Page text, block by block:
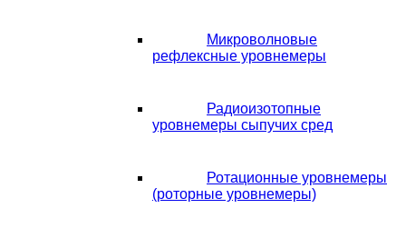
Микроволновые
рефлексные уровнемеры
Радиоизотопные
уровнемеры сыпучих сред
Ротационные уровнемеры
(роторные уровнемеры)